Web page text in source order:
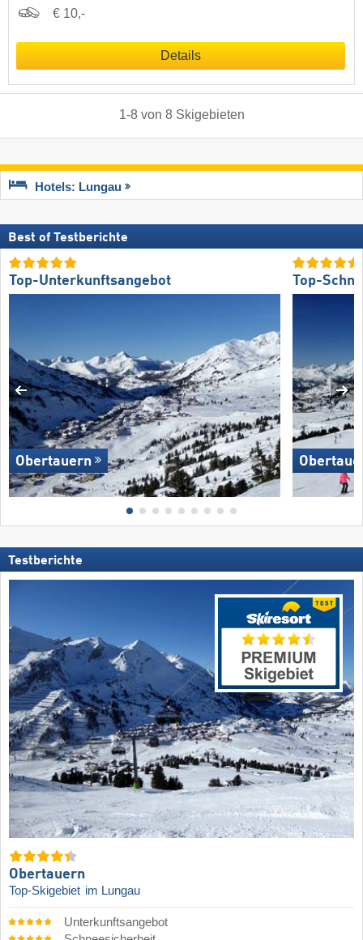
€ 10,-
Details
1-8von 8 Skigebieten
Hotels: Lungau
Best of Testberichte
Top-Unterkunftsangebot
Obertauern
Top-
Testberichte
Obertauern
Top-Skigebiet im Lungau
Unterkunftsangebot